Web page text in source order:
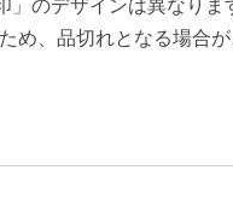
のデザインは異なりま
め、品切れとなる場合